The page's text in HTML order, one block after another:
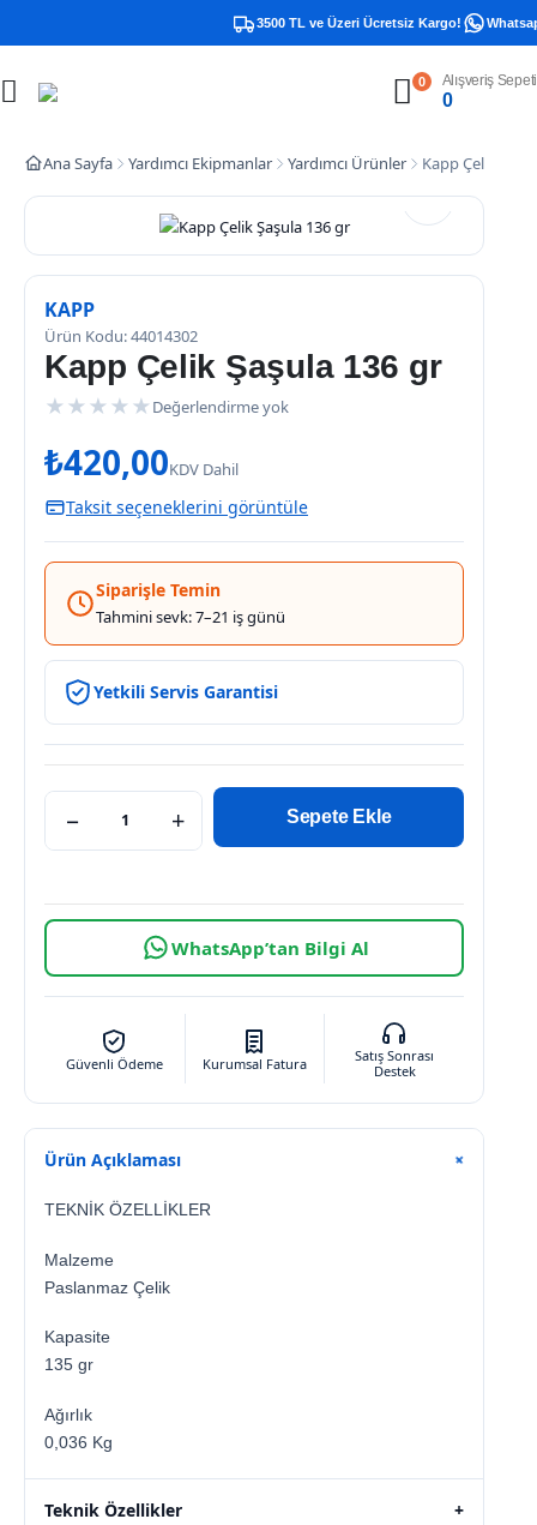
3500 TL ve Üzeri Ücretsiz Kargo!
0 Alışveriş Sepeti
0
Ana Sayfa Yardımcı Ekipmanlar Yardımcı Ürünler Kapp Çelik
KAPP
Ürün Kodu: 44014302
Kapp Çelik Şaşula 136 gr
★ ★ ★ ★ ★ Değerlendirme yok
₺420,00KDV Dahil
Taksit seçeneklerini görüntüle
Siparişle Temin
Tahmini sevk: 7–21 iş günü
Yetkili Servis Garantisi
− + Sepete Ekle
WhatsApp’tan Bilgi Al
Güvenli Ödeme Kurumsal Fatura
Satış Sonrası
Destek
Ürün Açıklaması +
TEKNİK ÖZELLİKLER
Malzeme
Paslanmaz Çelik
Kapasite
135 gr
Ağırlık
0,036 Kg
Teknik Özellikler +